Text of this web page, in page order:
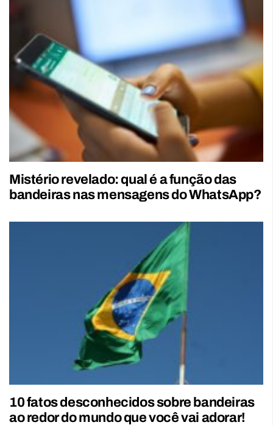
Mistério revelado: qual é a função das
bandeiras nas mensagens do WhatsApp?
10 fatos desconhecidos sobre bandeiras
ao redor do mundo que você vai adorar!